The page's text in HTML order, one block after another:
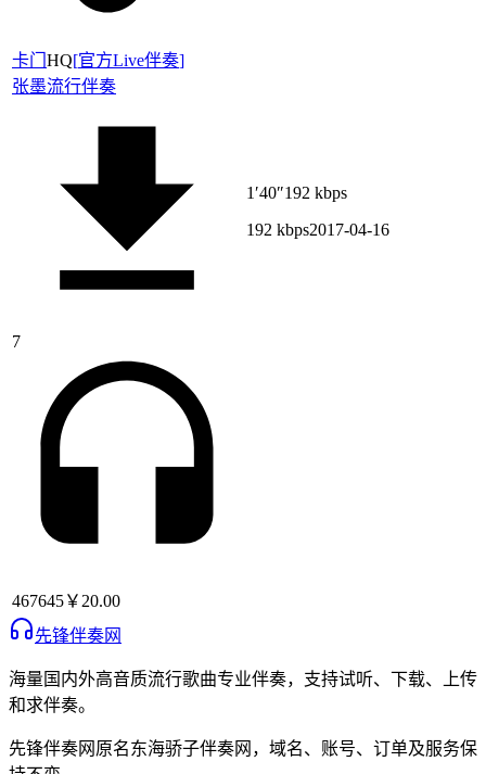
卡门 HQ[官方Live伴奏]
张墨流行伴奏
7
467645￥20.00
1′40″192 kbps
192 kbps2017-04-16
先锋伴奏网
海量国内外高音质流行歌曲专业伴奏，支持试听、下载、上传
和求伴奏。
先锋伴奏网 原名东海骄子伴奏网 ，域名、账号、订单及服务保